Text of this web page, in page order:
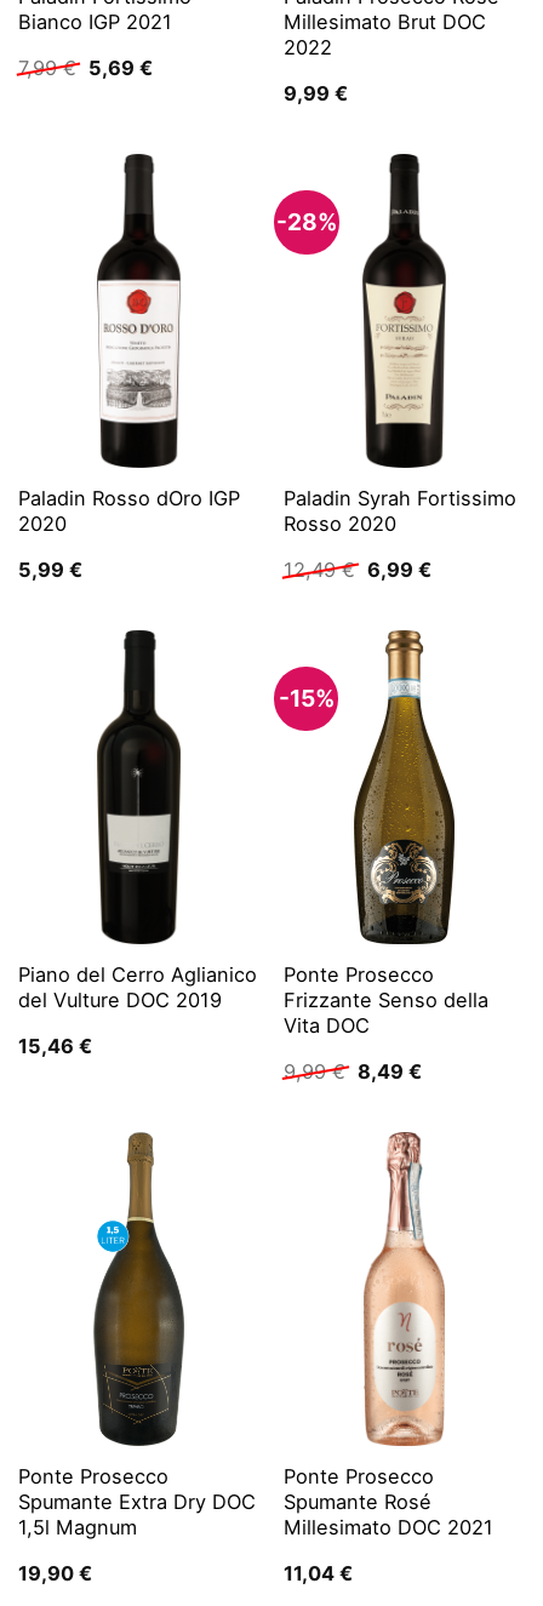
Bianco IGP 2021
7,99€ Ursprünglicher
Preis
5,69 €Aktueller
Millesimato Brut DOC
2022
9,99 €
Paladin Rosso dOro IGP
2020
5,99 €
-28%
Paladin Syrah Fortissimo
Rosso 2020
12,49€ Ursprünglicher
Preis
12,49 €
6,99 €Aktueller
Piano del Cerro Aglianico
del Vulture DOC 2019
15,46 €
-15%
Ponte Prosecco
Frizzante Senso della
Vita DOC
9,99€ Ursprünglicher
Preis
9,99 €
8,49 €Aktueller
Ponte Prosecco
Spumante Extra Dry DOC
1,5l Magnum
19,90 €
Ponte Prosecco
Spumante Rosé
Millesimato DOC 2021
11,04 €